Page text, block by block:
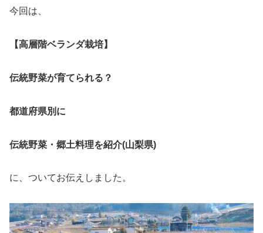
今回は、
【高層階ベランダ栽培】
伝統野菜が育てられる？
都道府県別に
伝統野菜・郷土料理を紹介(山梨県)
に、ついてお伝えしました。